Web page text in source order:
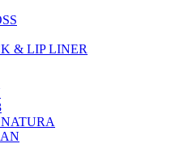
& LIP LINER